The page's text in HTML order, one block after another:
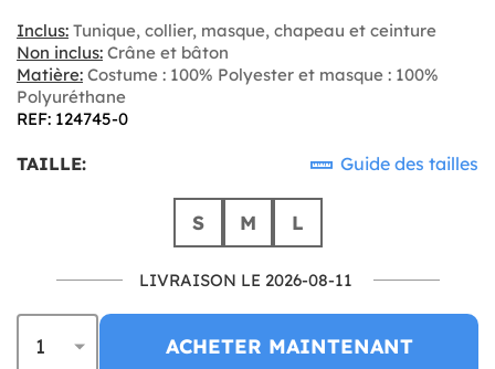
Inclus: Tunique, collier, masque, chapeau et ceinture
Non inclus: Crâne et bâton
Matière: Costume : 100% Polyester et masque : 100%
Polyuréthane
REF: 124745-0
TAILLE: Guide des tailles
S M L
LIVRAISON LE 2026-08-11
ACHETER MAINTENANT